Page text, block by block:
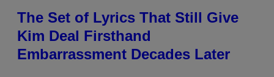
The Set of Lyrics That Still Give
Kim Deal Firsthand
Embarrassment Decades Later